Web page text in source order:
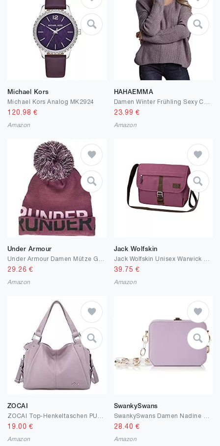
Michael Kors
Michael Kors Analog MK2924
120.98 €
Amazon
HAHAEMMA
23.99 €
Amazon
Under Armour
29.26 €
Amazon
Jack Wolfskin
39.75 €
Amazon
ZOCAI
19.00 €
Amazon
SwankySwans
28.40 €
Amazon